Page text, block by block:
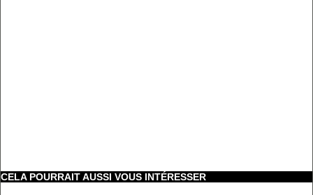
CELA POURRAIT AUSSI VOUS INTÉRESSER